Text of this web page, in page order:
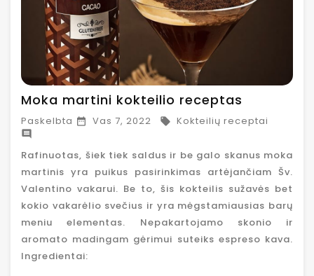
Moka martini kokteilio receptas
Paskelbta  Vas 7, 2022  Kokteilių receptai

Rafinuotas, šiek tiek saldus ir be galo skanus moka
martinis yra puikus pasirinkimas artėjančiam Šv.
Valentino vakarui. Be to, šis kokteilis sužavės bet
kokio vakarėlio svečius ir yra mėgstamiausias barų
meniu elementas. Nepakartojamo skonio ir
aromato madingam gėrimui suteiks espreso kava.
Ingredientai: